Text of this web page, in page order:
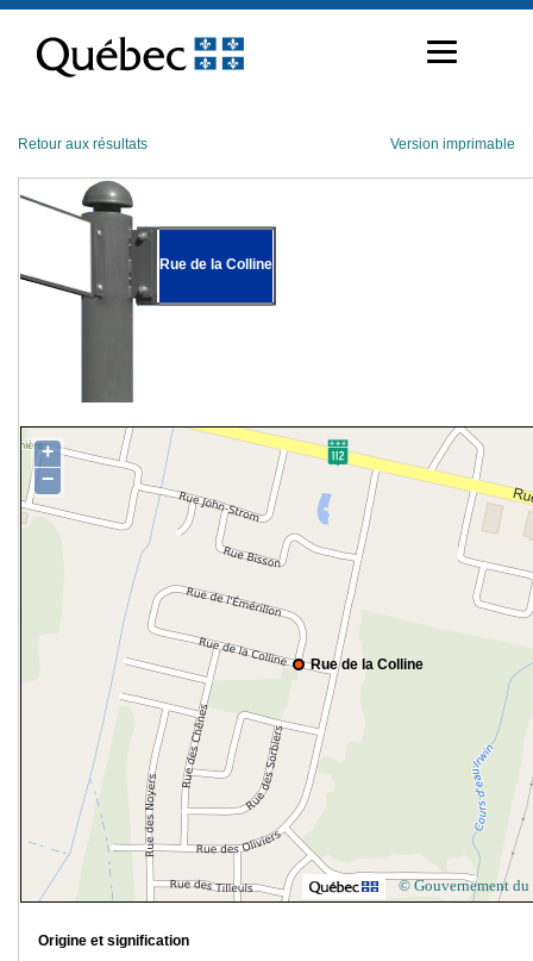
contenu
Retour aux résultats Version imprimable
Rue de la Colline
Rue de la Colline
+
−
© Gouvernement du
Origine et signification